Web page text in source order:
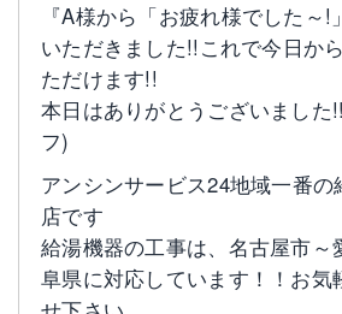
『A様から「お疲れ様でした～
いただきました!!これで今日か
ただけます!!
本日はありがとうございました
フ)
アンシンサービス24地域一番の
店です
給湯機器の工事は、名古屋市～
阜県に対応しています！！お気